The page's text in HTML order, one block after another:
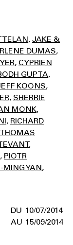
JAKE &
DUMAS
CYPRIEN
GUPTA
KOONS
SHERRIE
MONK
RICHARD
THOMAS
PIOTR
MING YAN
10/07/2014
15/09/2014